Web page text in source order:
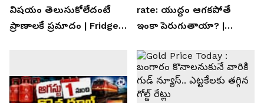
విషయం తెలుసుకోలేదంటే
ప్రాణాలకే ప్రమాదం | Fridge
rate: యుద్ధం ఆగకపోతే
ఇంకా పెరుగుతాయా? |